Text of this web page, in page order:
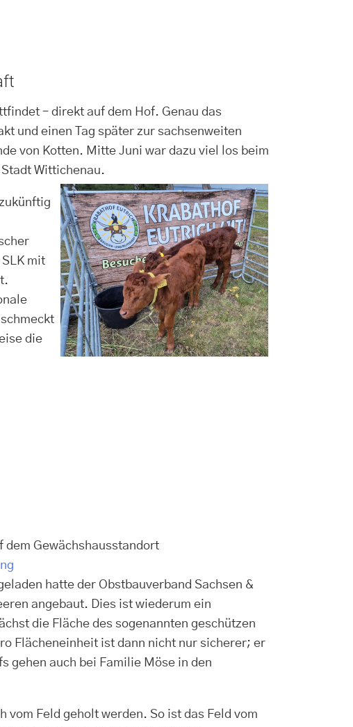
– direkt auf dem Hof. Genau das
und einen Tag später zur sachsenweiten
von Kotten. Mitte Juni war dazu viel los beim
Wittichenau.
mit
die
dem Gewächshausstandort
hatte der Obstbauverband Sachsen &
angebaut. Dies ist wiederum ein
die Fläche des sogenannten geschützen
Flächeneinheit ist dann nicht nur sicherer; er
gehen auch bei Familie Möse in den
Feld geholt werden. So ist das Feld vom